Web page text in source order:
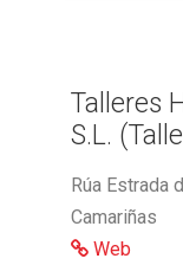
Talleres
S.L.
Rúa Estrada
Camariñas
Web